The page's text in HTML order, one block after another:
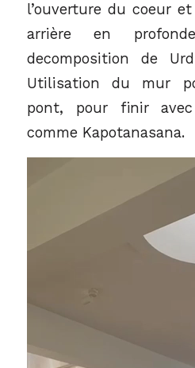
l’ouverture du coeur
arrière en
decomposition de
Utilisation du mur
pont, pour finir
comme Kapotanasana.